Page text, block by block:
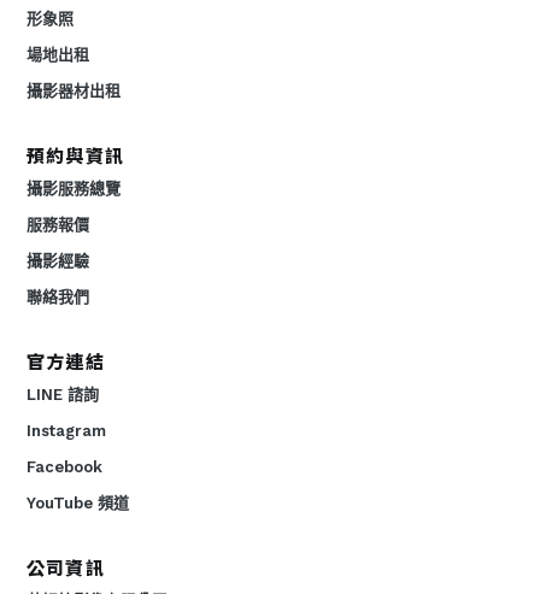
形象照
場地出租
攝影器材出租
預約與資訊
攝影服務總覽
服務報價
攝影經驗
聯絡我們
官方連結
LINE 諮詢
Instagram
Facebook
YouTube 頻道
公司資訊